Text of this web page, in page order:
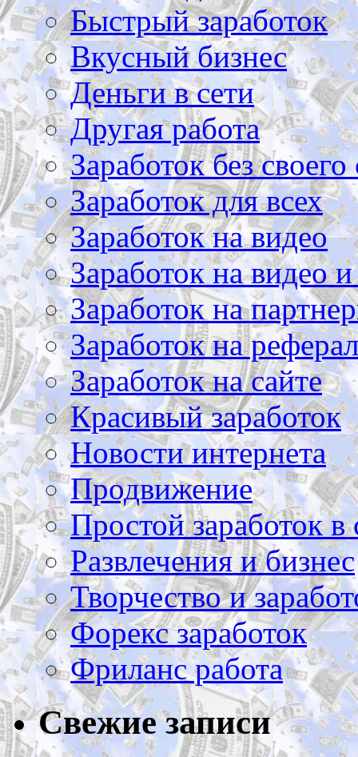
Быстрый заработок
Вкусный бизнес
Деньги в сети
Другая работа
Заработок без своего
Заработок для всех
Заработок на видео
Заработок на видео
Заработок на
Заработок на
Заработок на сайте
Красивый заработок
Новости интернета
Продвижение
Простой заработок в
Развлечения и бизнес
Творчество и
Форекс заработок
Фриланс работа
Свежие записи